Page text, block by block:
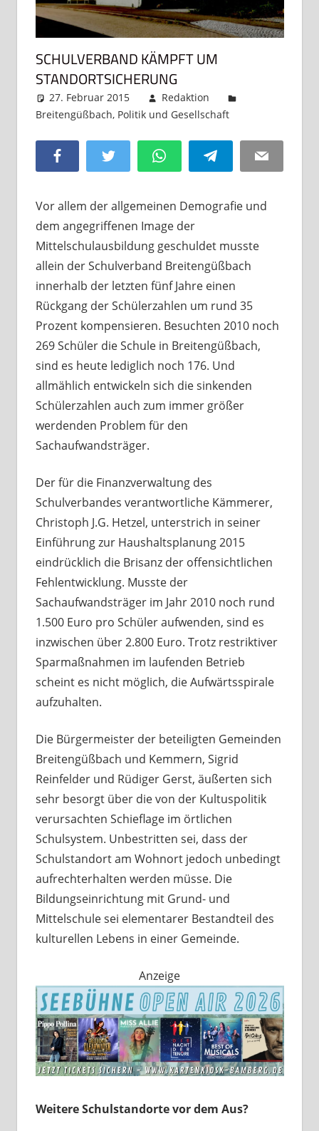
SCHULVERBAND KÄMPFT UM
STANDORTSICHERUNG
27. Februar 2015
Redaktion
Breitengüßbach, Politik und Gesellschaft
Facebook Twitter WhatsAppTelegram Email
Vor allem der allgemeinen Demografie und
dem angegriffenen Image der
Mittelschulausbildung geschuldet musste
allein der Schulverband Breitengüßbach
innerhalb der letzten fünf Jahre einen
Rückgang der Schülerzahlen um rund 35
Prozent kompensieren. Besuchten 2010 noch
269 Schüler die Schule in Breitengüßbach,
sind es heute lediglich noch 176. Und
allmählich entwickeln sich die sinkenden
Schülerzahlen auch zum immer größer
werdenden Problem für den
Sachaufwandsträger.
Der für die Finanzverwaltung des
Schulverbandes verantwortliche Kämmerer,
Christoph J.G. Hetzel, unterstrich in seiner
Einführung zur Haushaltsplanung 2015
eindrücklich die Brisanz der offensichtlichen
Fehlentwicklung. Musste der
Sachaufwandsträger im Jahr 2010 noch rund
1.500 Euro pro Schüler aufwenden, sind es
inzwischen über 2.800 Euro. Trotz restriktiver
Sparmaßnahmen im laufenden Betrieb
scheint es nicht möglich, die Aufwärtsspirale
aufzuhalten.
Die Bürgermeister der beteiligten Gemeinden
Breitengüßbach und Kemmern, Sigrid
Reinfelder und Rüdiger Gerst, äußerten sich
sehr besorgt über die von der Kultuspolitik
verursachten Schieflage im örtlichen
Schulsystem. Unbestritten sei, dass der
Schulstandort am Wohnort jedoch unbedingt
aufrechterhalten werden müsse. Die
Bildungseinrichtung mit Grund- und
Mittelschule sei elementarer Bestandteil des
kulturellen Lebens in einer Gemeinde.
Anzeige
Weitere Schulstandorte vor dem Aus?